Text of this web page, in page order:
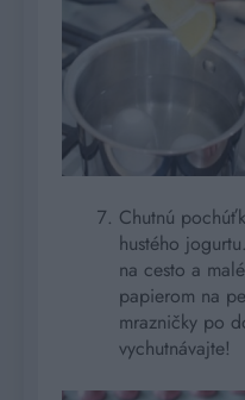
Chutnú
hustého
na cesto a
papierom na
mrazničky po
vychutnávajte!